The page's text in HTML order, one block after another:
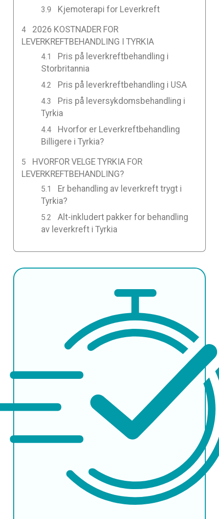
Kjemoterapi for Leverkreft
2026 KOSTNADER FOR
LEVERKREFTBEHANDLING I TYRKIA
Pris på leverkreftbehandling i
Storbritannia
Pris på leverkreftbehandling i USA
Pris på leversykdomsbehandling i
Tyrkia
Hvorfor er Leverkreftbehandling
Billigere i Tyrkia?
HVORFOR VELGE TYRKIA FOR
LEVERKREFTBEHANDLING?
Er behandling av leverkreft trygt i
Tyrkia?
Alt-inkludert pakker for behandling
av leverkreft i Tyrkia